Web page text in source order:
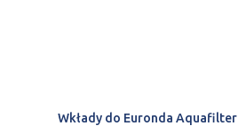
Wkłady do Euronda Aquafilter